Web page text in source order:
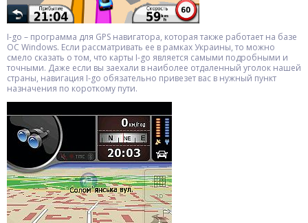
I-go – программа для GPS навигатора, которая также работает на базе
ОС Windows. Если рассматривать ее в рамках Украины, то можно
смело сказать о том, что карты I-go является самыми подробными и
точными. Даже если вы заехали в наиболее отдаленный уголок нашей
страны, навигация I-go обязательно привезет вас в нужный пункт
назначения по короткому пути.